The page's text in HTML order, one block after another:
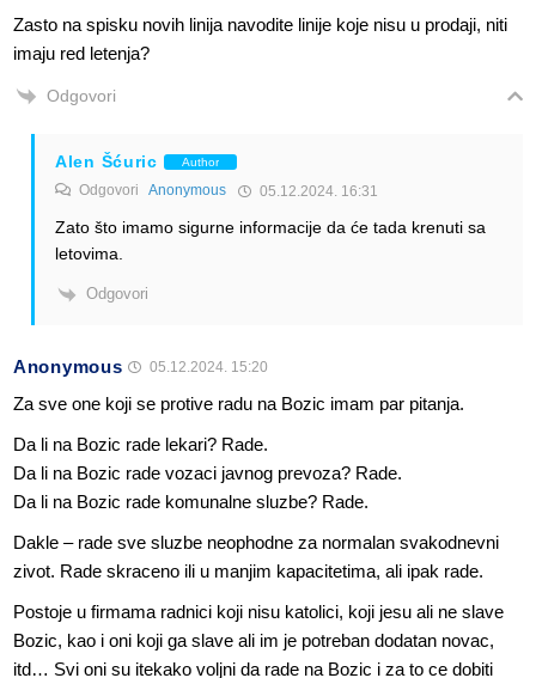
Zasto na spisku novih linija navodite linije koje nisu u prodaji, niti
imaju red letenja?
Odgovori
Alen Šćuric Author
Odgovori Anonymous 05.12.2024. 16:31
Zato što imamo sigurne informacije da će tada krenuti sa
letovima.
Odgovori
Anonymous 05.12.2024. 15:20
Za sve one koji se protive radu na Bozic imam par pitanja.
Da li na Bozic rade lekari? Rade.
Da li na Bozic rade vozaci javnog prevoza? Rade.
Da li na Bozic rade komunalne sluzbe? Rade.
Dakle – rade sve sluzbe neophodne za normalan svakodnevni
zivot. Rade skraceno ili u manjim kapacitetima, ali ipak rade.
Postoje u firmama radnici koji nisu katolici, koji jesu ali ne slave
Bozic, kao i oni koji ga slave ali im je potreban dodatan novac,
itd… Svi oni su itekako voljni da rade na Bozic i za to ce dobiti